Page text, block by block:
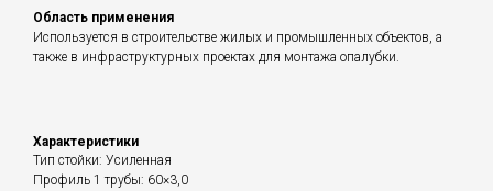
Область применения
Используется в строительстве жилых и промышленных объектов, а
также в инфраструктурных проектах для монтажа опалубки.
Характеристики
Тип стойки: Усиленная
Профиль 1 трубы: 60×3,0